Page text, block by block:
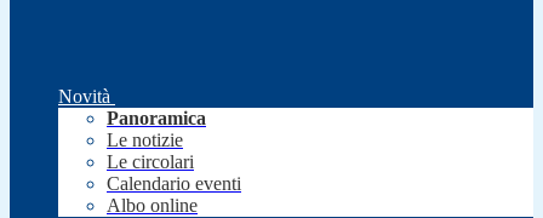
Novità
Panoramica
Le notizie
Le circolari
Calendario eventi
Albo online